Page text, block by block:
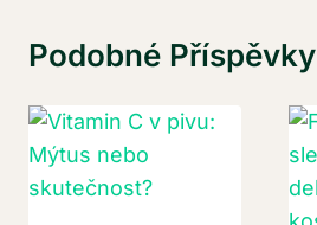
Podobné Příspěvky